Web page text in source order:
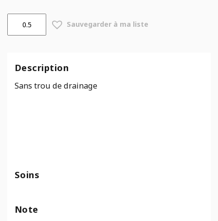
Pot
Effet
Brun
Sauvegarder à ma liste
Description
Sans trou de drainage
Soins
Note